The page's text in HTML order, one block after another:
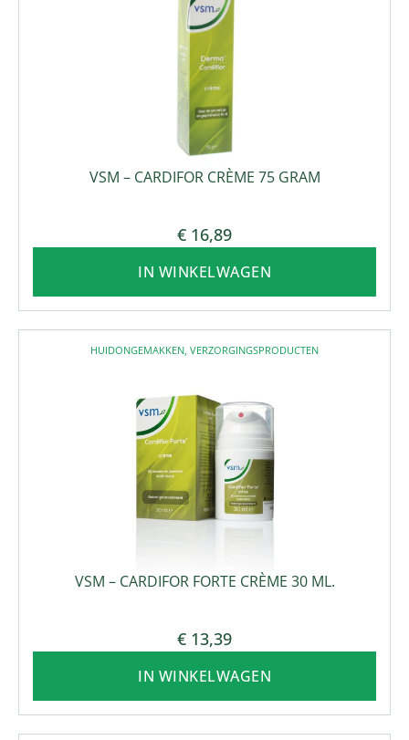
VSM – CARDIFOR CRÈME 75 GRAM
€ 16,89
IN WINKELWAGEN
HUIDONGEMAKKEN VERZORGINGSPRODUCTEN
VSM – CARDIFOR FORTE CRÈME 30 ML.
€ 13,39
IN WINKELWAGEN